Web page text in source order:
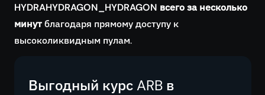
HYDRAHYDRAGON_HYDRAGON всего за несколько
минутблагодаря прямому доступу к
высоколиквидным пулам.
Выгодный курс ARB в